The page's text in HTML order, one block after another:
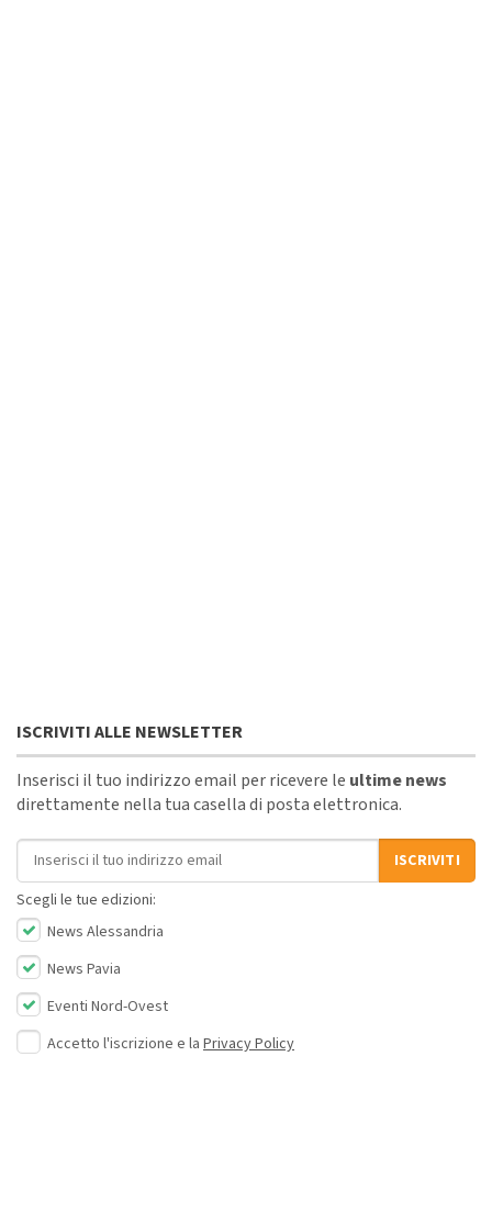
ISCRIVITI ALLE NEWSLETTER
Inserisci il tuo indirizzo email per ricevere le ultime news
direttamente nella tua casella di posta elettronica.
Indirizzo email
ISCRIVITI
Scegli le tue edizioni:
News Alessandria
News Pavia
Eventi Nord-Ovest
Accetto l'iscrizione e la Privacy Policy